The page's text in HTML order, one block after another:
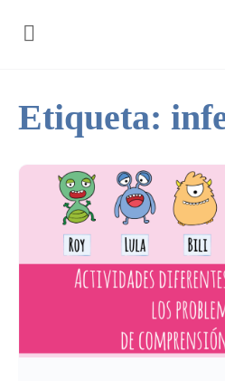
Etiqueta: